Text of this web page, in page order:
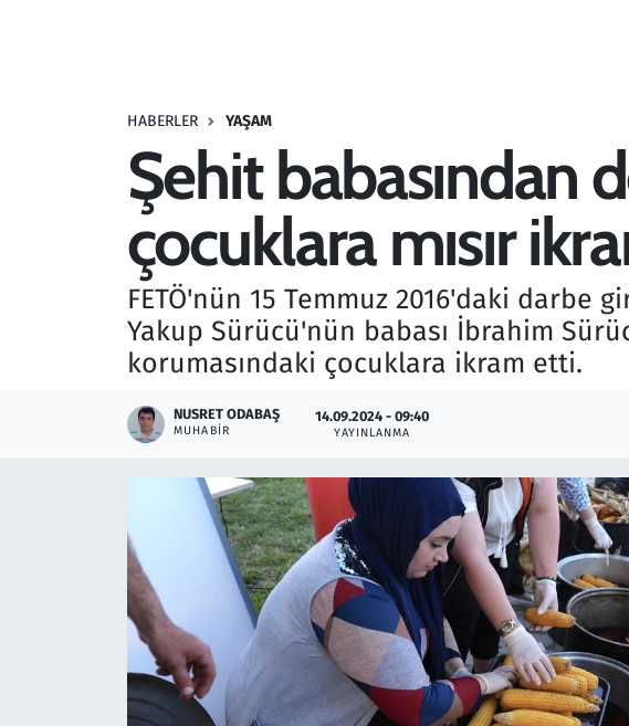
HABERLER YAŞAM
Şehit babasından
çocuklara mısır
FETÖ'nün 15 Temmuz 2016'daki darbe
Yakup Sürücü'nün babası İbrahim
korumasındaki çocuklara ikram etti.
NUSRET ODABAŞ
MUHABIR
14.09.2024 - 09:40
YAYINLANMA
Savunma Sanayi
Seçim 2023
Televizyon